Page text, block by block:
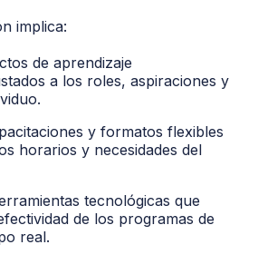
implica:
de aprendizaje
a los roles, aspiraciones y
y formatos flexibles
horarios y necesidades del
tecnológicas que
de los programas de
real.